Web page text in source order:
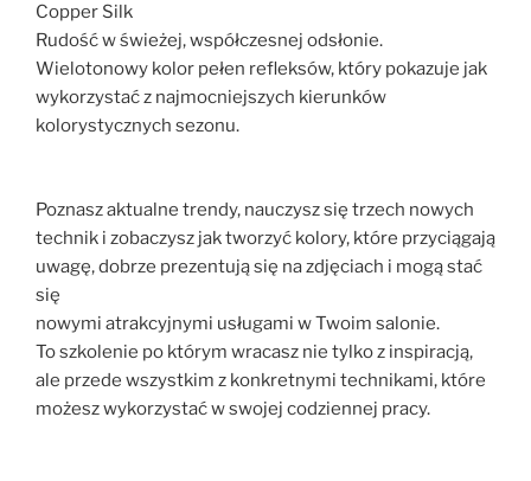
Copper Silk
Rudość w świeżej, współczesnej odsłonie.
Wielotonowy kolor pełen refleksów, który pokazuje jak
wykorzystać z najmocniejszych kierunków
kolorystycznych sezonu.
Poznasz aktualne trendy, nauczysz się trzech nowych
technik i zobaczysz jak tworzyć kolory, które przyciągają
uwagę, dobrze prezentują się na zdjęciach i mogą stać
się
nowymi atrakcyjnymi usługami w Twoim salonie.
To szkolenie po którym wracasz nie tylko z inspiracją,
ale przede wszystkim z konkretnymi technikami, które
możesz wykorzystać w swojej codziennej pracy.